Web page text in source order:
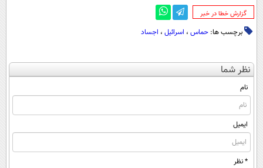
‌گزارش خطا در خبر
برچسب ها: حماس ، اسرائیل ، اجساد
نظر شما
نام
ایمیل
* نظر